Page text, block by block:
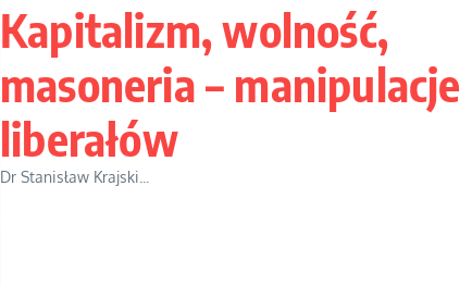
Kapitalizm, wolność,
masoneria – manipulacje
liberałów
Dr Stanisław Krajski...